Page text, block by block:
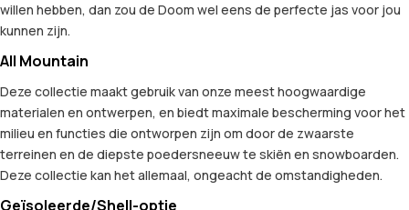
willen hebben, dan zou de Doom wel eens de perfecte jas voor jou
kunnen zijn.
All Mountain
Deze collectie maakt gebruik van onze meest hoogwaardige
materialen en ontwerpen, en biedt maximale bescherming voor het
milieu en functies die ontworpen zijn om door de zwaarste
terreinen en de diepste poedersneeuw te skiën en snowboarden.
Deze collectie kan het allemaal, ongeacht de omstandigheden.
Geïsoleerde/Shell-optie